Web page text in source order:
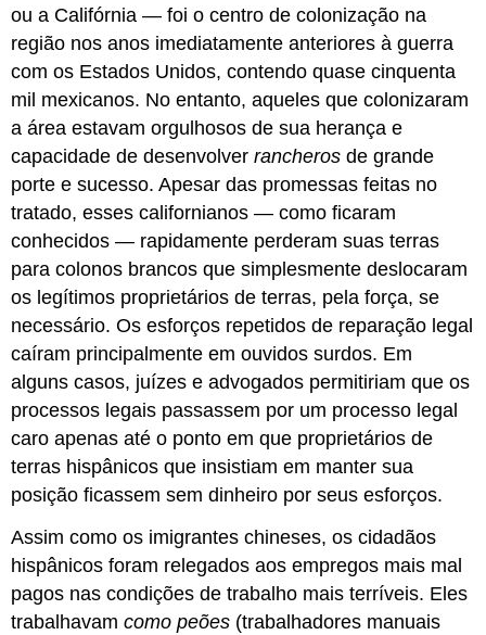
ou a Califórnia — foi o centro de colonização na
região nos anos imediatamente anteriores à guerra
com os Estados Unidos, contendo quase cinquenta
mil mexicanos. No entanto, aqueles que colonizaram
a área estavam orgulhosos de sua herança e
capacidade de desenvolverrancheros de grande
porte e sucesso. Apesar das promessas feitas no
tratado, esses californianos — como ficaram
conhecidos — rapidamente perderam suas terras
para colonos brancos que simplesmente deslocaram
os legítimos proprietários de terras, pela força, se
necessário. Os esforços repetidos de reparação legal
caíram principalmente em ouvidos surdos. Em
alguns casos, juízes e advogados permitiriam que os
processos legais passassem por um processo legal
caro apenas até o ponto em que proprietários de
terras hispânicos que insistiam em manter sua
posição ficassem sem dinheiro por seus esforços.
Assim como os imigrantes chineses, os cidadãos
hispânicos foram relegados aos empregos mais mal
pagos nas condições de trabalho mais terríveis. Eles
trabalhavamcomo peões (trabalhadores manuais